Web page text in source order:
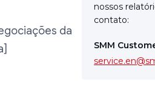
da
nossos
contato:
SMM